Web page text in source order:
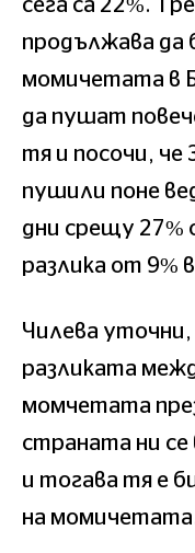
сега са 22%.
продължава да
момичетата в
да пушат
тя и посочи,
пушили поне
дни срещу
разлика от 9%
Чилева уточни,
разликата
момчетата
страната ни се
и тогава тя е
на